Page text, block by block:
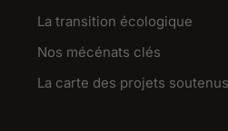
La transition écologique
Nos mécénats clés
La carte des projets soutenus